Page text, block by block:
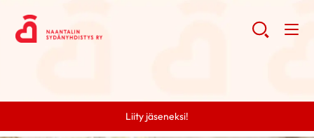
Liity jäseneksi!